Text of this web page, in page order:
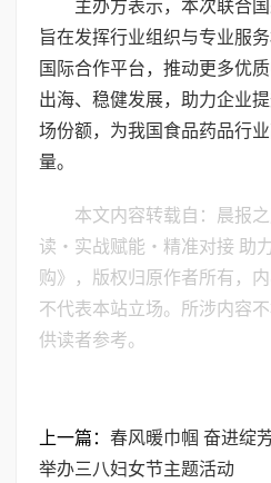
主办方表示，本次联合
旨在发挥行业组织与专业服
国际合作平台，推动更多优
出海、稳健发展，助力企业
场份额，为我国食品药品行
量。
本文内容转载自：晨报
读・实战赋能・精准对接 助
购》，版权归原作者所有，
不代表本站立场。所涉内容
供读者参考。
上一篇： 春风暖巾帼 奋进绽
举办三八妇女节主题活动